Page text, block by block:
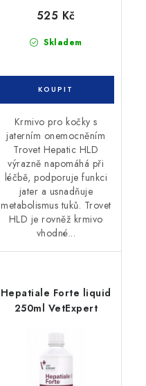
Skladem
525 Kč
Krmivo pro kočky s
jaterním onemocněním
Trovet Hepatic HLD
výrazně napomáhá při
léčbě, podporuje funkci
jater a usnadňuje
metabolismus tuků. Trovet
HLD je rovněž krmivo
vhodné...
Hepatiale Forte liquid
250ml VetExpert